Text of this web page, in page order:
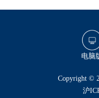
电脑
​Copyright ©
沪